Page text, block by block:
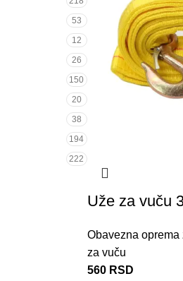
53
12
26
150
20
38
194
222
Uže za vuču
Obavezna oprema
za vuču
560 RSD